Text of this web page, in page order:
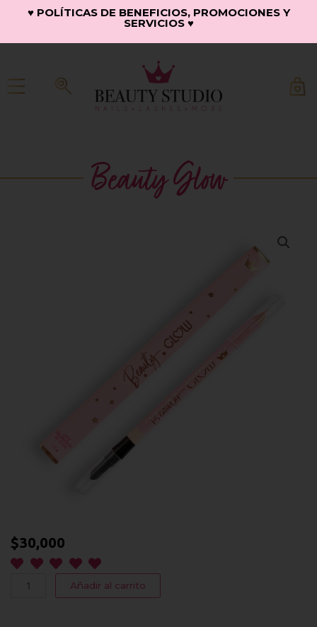
♥ POLÍTICAS DE BENEFICIOS, PROMOCIONES Y
SERVICIOS ♥
Beauty Glow
$30,000
Beauty
Añadir al carrito